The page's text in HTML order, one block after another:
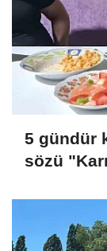
5 gündür
sözü